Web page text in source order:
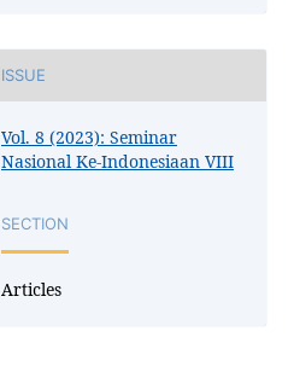
ISSUE
Vol. 8 (2023): Seminar
Nasional Ke-Indonesiaan VIII
SECTION
Articles